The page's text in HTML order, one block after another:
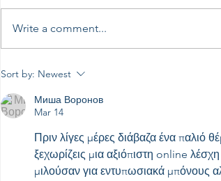
Perseids at the Troodos
Write a comment...
Sort by: Newest
Миша Воронов
Mar 14
Πριν λίγες μέρες διάβαζα ένα
ξεχωρίζεις μια αξιόπιστη online
μιλούσαν για εντυπωσιακά μπόνους